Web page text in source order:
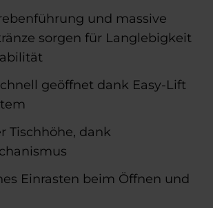
und massive
sorgen für Langlebigkeit
geöffnet dank Easy-Lift
Tischhöhe, dank
Einrasten beim Öffnen und